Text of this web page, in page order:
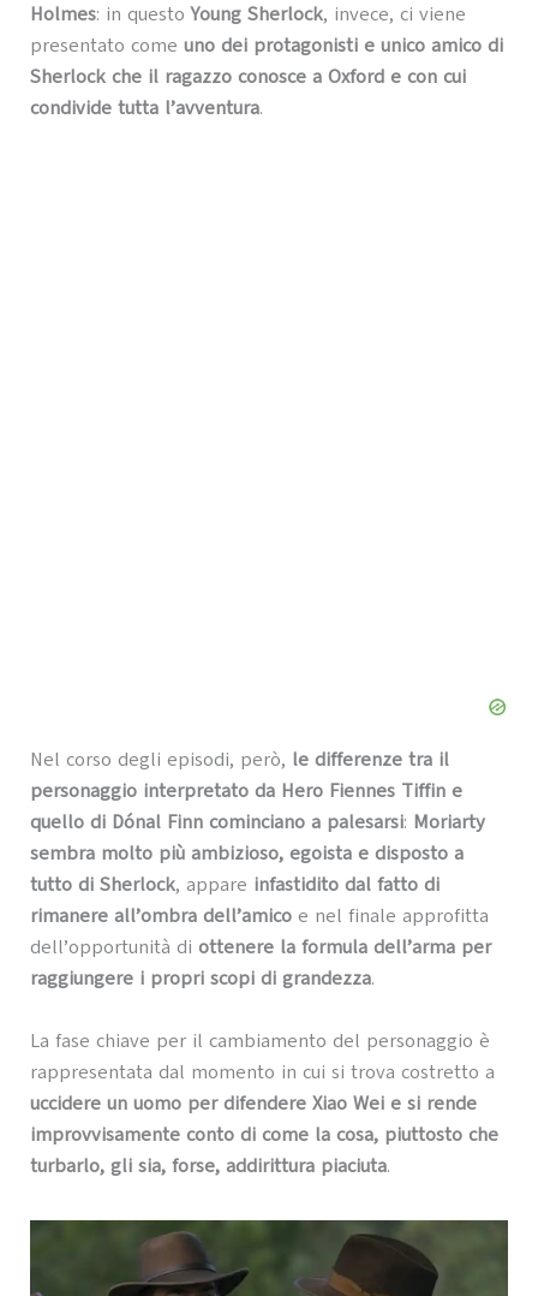
Holmes: in questoYoung Sherlock, invece, ci viene
presentato come uno dei protagonisti e unico amico di
Sherlock che il ragazzo conosce a Oxford e con cui
condivide tutta l’avventura.
Nel corso degli episodi, però, le differenze tra il
personaggio interpretato da Hero Fiennes Tiffin e
quello di Dónal Finn cominciano a palesarsi: Moriarty
sembra molto più ambizioso, egoista e disposto a
tutto di Sherlock, appare infastidito dal fatto di
rimanere all’ombra dell’amicoe nel finale approfitta
dell’opportunità di ottenere la formula dell’arma per
raggiungere i propri scopi di grandezza.
La fase chiave per il cambiamento del personaggio è
rappresentata dal momento in cui si trova costretto a
uccidere un uomo per difendere Xiao Wei e si rende
improvvisamente conto di come la cosa, piuttosto che
turbarlo, gli sia, forse, addirittura piaciuta.